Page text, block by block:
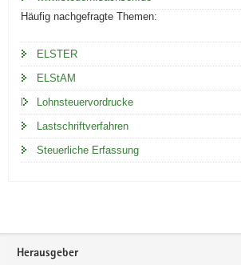
Häufig nachgefragte Themen:
ELSTER
ELStAM
Lohnsteuervordrucke
Lastschriftverfahren
Steuerliche Erfassung
Footer-
Herausgeber